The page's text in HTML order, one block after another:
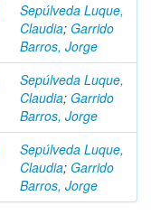
Sepúlveda Luque,
Claudia; Garrido
Barros, Jorge
Sepúlveda Luque,
Claudia; Garrido
Barros, Jorge
Sepúlveda Luque,
Claudia; Garrido
Barros, Jorge